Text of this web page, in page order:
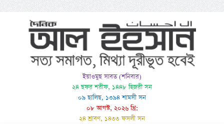
ইয়াওমুছ সাবত (শনিবার)
২৪ ছফর শরীফ, ১৪৪৮ হিজরী সন
০৯ ছালিছ, ১৩৯৪ শামসী সন
০৮ আগস্ট, ২০২৬ খ্রি:
২৪ শ্রাবণ, ১৪৩৩ ফসলী সন